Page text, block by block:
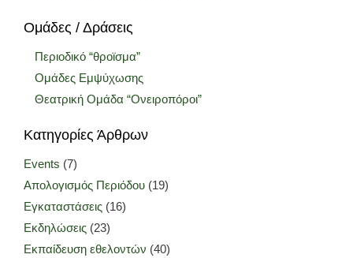
Ομάδες / Δράσεις
Περιοδικό “θροϊσμα”
Ομάδες Εμψύχωσης
Θεατρική Ομάδα “Ονειροπόροι”
Κατηγορίες Άρθρων
Events (7)
Απολογισμός Περιόδου (19)
Εγκαταστάσεις (16)
Εκδηλώσεις (23)
Εκπαίδευση εθελοντών (40)